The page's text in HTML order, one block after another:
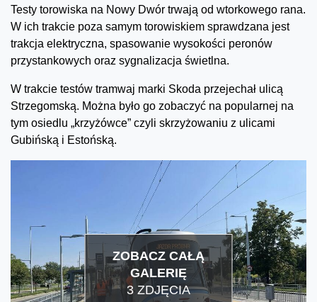
Testy torowiska na Nowy Dwór trwają od wtorkowego rana.
W ich trakcie poza samym torowiskiem sprawdzana jest
trakcja elektryczna, spasowanie wysokości peronów
przystankowych oraz sygnalizacja świetlna.
W trakcie testów tramwaj marki Skoda przejechał ulicą
Strzegomską. Można było go zobaczyć na popularnej na
tym osiedlu „krzyżówce” czyli skrzyżowaniu z ulicami
Gubińską i Estońską.
ZOBACZ CAŁĄ
GALERIĘ
3 ZDJĘCIA